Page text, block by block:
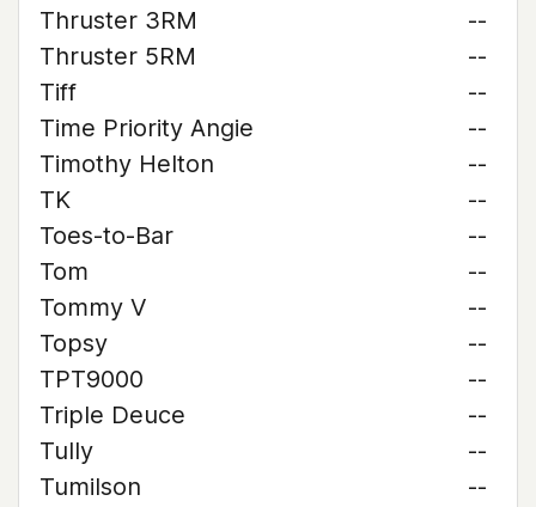
Thruster 3RM
--
Thruster 5RM
--
Tiff
--
Time Priority Angie
--
Timothy Helton
--
TK
--
Toes-to-Bar
--
Tom
--
Tommy V
--
Topsy
--
TPT9000
--
Triple Deuce
--
Tully
--
Tumilson
--